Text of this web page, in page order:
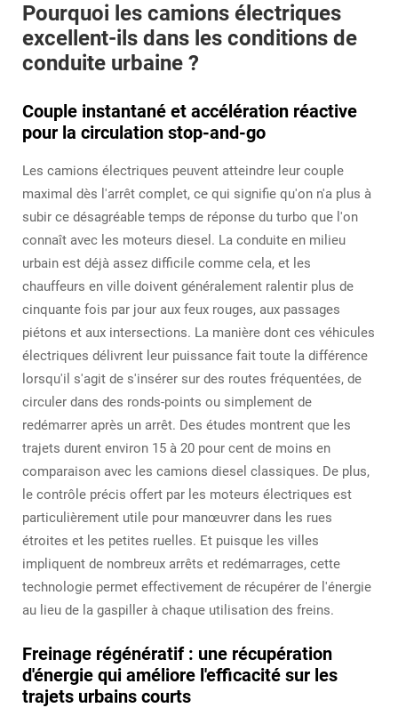
Pourquoi les camions électriques
excellent-ils dans les conditions de
conduite urbaine ?
Couple instantané et accélération réactive
pour la circulation stop-and-go
Les camions électriques peuvent atteindre leur couple
maximal dès l'arrêt complet, ce qui signifie qu'on n'a plus à
subir ce désagréable temps de réponse du turbo que l'on
connaît avec les moteurs diesel. La conduite en milieu
urbain est déjà assez difficile comme cela, et les
chauffeurs en ville doivent généralement ralentir plus de
cinquante fois par jour aux feux rouges, aux passages
piétons et aux intersections. La manière dont ces véhicules
électriques délivrent leur puissance fait toute la différence
lorsqu'il s'agit de s'insérer sur des routes fréquentées, de
circuler dans des ronds-points ou simplement de
redémarrer après un arrêt. Des études montrent que les
trajets durent environ 15 à 20 pour cent de moins en
comparaison avec les camions diesel classiques. De plus,
le contrôle précis offert par les moteurs électriques est
particulièrement utile pour manœuvrer dans les rues
étroites et les petites ruelles. Et puisque les villes
impliquent de nombreux arrêts et redémarrages, cette
technologie permet effectivement de récupérer de l'énergie
au lieu de la gaspiller à chaque utilisation des freins.
Freinage régénératif : une récupération
d'énergie qui améliore l'efficacité sur les
trajets urbains courts